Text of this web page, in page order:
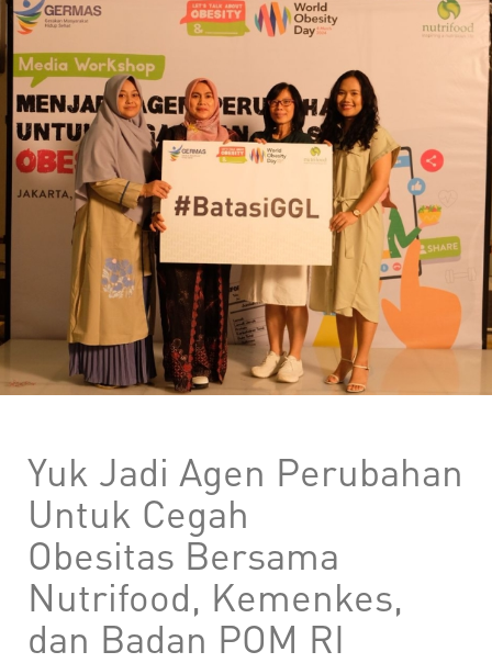
Yuk Jadi Agen Perubahan
Untuk Cegah
Obesitas Bersama
Nutrifood, Kemenkes,
dan Badan POM RI